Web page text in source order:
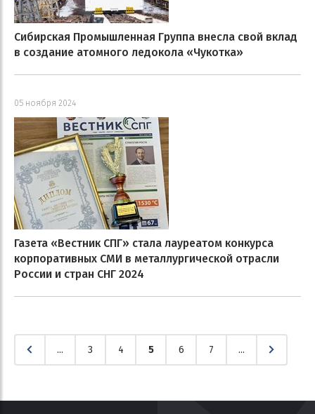
Сибирская Промышленная Группа внесла свой вклад
в создание атомного ледокола «Чукотка»
05 ноября 2024
Газета «Вестник СПГ» стала лауреатом конкурса
корпоративных СМИ в металлургической отрасли
России и стран СНГ 2024
... 3 4 5 6 7 ...